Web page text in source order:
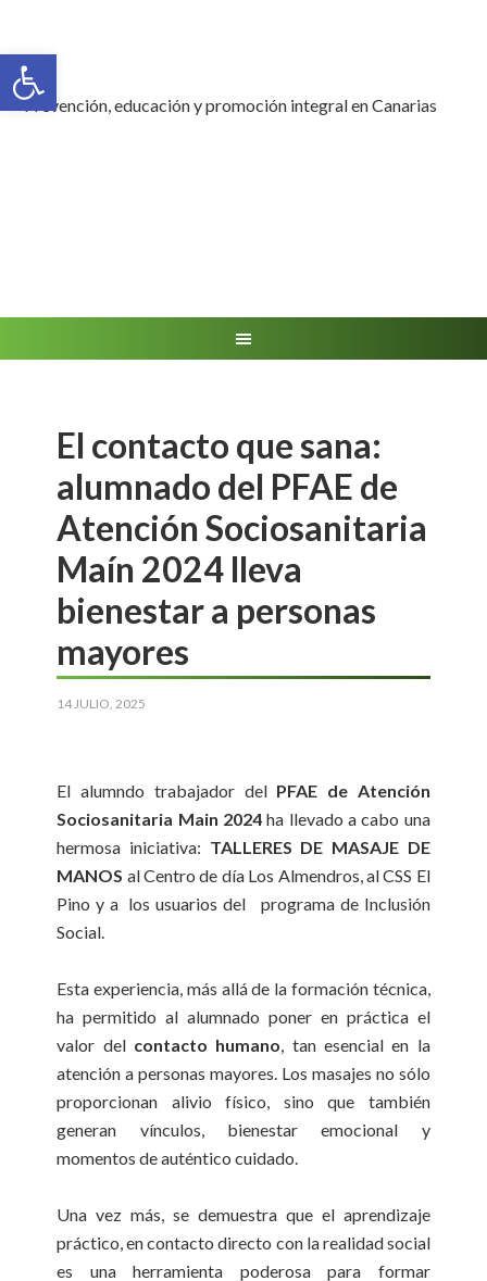
Abrir barra de herramientas
Prevención, educación y promoción integral en Canarias
El contacto que sana:
alumnado del PFAE de
Atención Sociosanitaria
Maín 2024 lleva
bienestar a personas
mayores
14 JULIO, 2025
El alumndo trabajador del PFAE de Atención
Sociosanitaria Main 2024 ha llevado a cabo una
hermosa iniciativa: TALLERES DE MASAJE DE
MANOS al Centro de día Los Almendros, al CSS El
Pino y a los usuarios del programa de Inclusión
Social.
Esta experiencia, más allá de la formación técnica,
ha permitido al alumnado poner en práctica el
valor del contacto humano, tan esencial en la
atención a personas mayores. Los masajes no sólo
proporcionan alivio físico, sino que también
generan vínculos, bienestar emocional y
momentos de auténtico cuidado.
Una vez más, se demuestra que el aprendizaje
práctico, en contacto directo con la realidad social
es una herramienta poderosa para formar